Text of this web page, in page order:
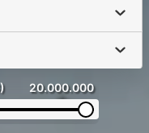
20.000.000